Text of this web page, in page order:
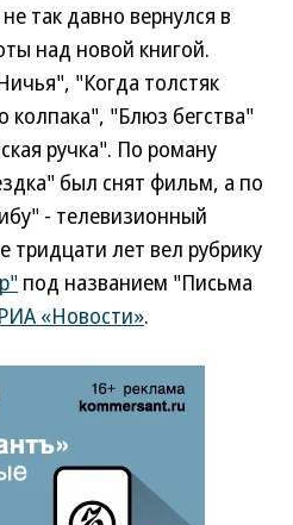
так давно вернулся в
над новой книгой.
"Когда толстяк
колпака", "Блюз бегства"
ручка". По роману
был снят фильм, а по
- телевизионный
тридцати лет вел рубрику
под названием "Письма
РИА «Новости».